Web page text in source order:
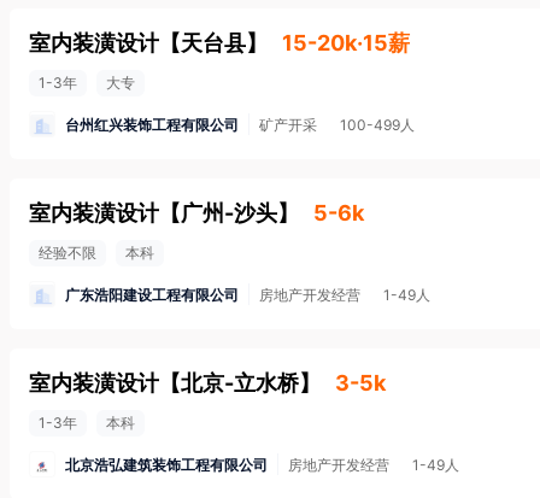
室内装潢设计 【天台县】 15-20k·15薪
1-3年 大专
台州红兴装饰工程有限公司 矿产开采 100-499人
室内装潢设计 【广州-沙头】 5-6k
经验不限 本科
广东浩阳建设工程有限公司 房地产开发经营 1-49人
室内装潢设计 【北京-立水桥】 3-5k
1-3年 本科
北京浩弘建筑装饰工程有限公司 房地产开发经营 1-49人